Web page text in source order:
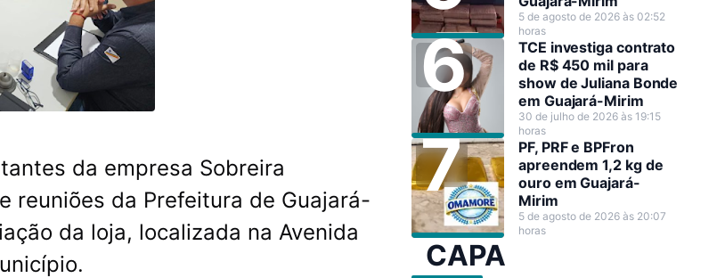
da empresa Sobreira
reuniões da Prefeitura de Guajará-
da loja, localizada na Avenida
5 de agosto de 2026 às 02:52
horas
TCE investiga contrato
de R$ 450 mil para
show de Juliana Bonde
em Guajará-Mirim
30 de julho de 2026 às 19:15
horas
PF, PRF e BPFron
apreendem 1,2 kg de
ouro em Guajará-
Mirim
5 de agosto de 2026 às 20:07
horas
CAPA